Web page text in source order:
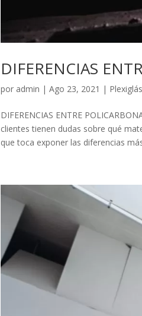
DIFERENCIAS
por admin |Ago 23, 2021 | Plexiglás
DIFERENCIAS ENTRE
clientes tienen dudas sobre qué
que toca exponer las diferencias